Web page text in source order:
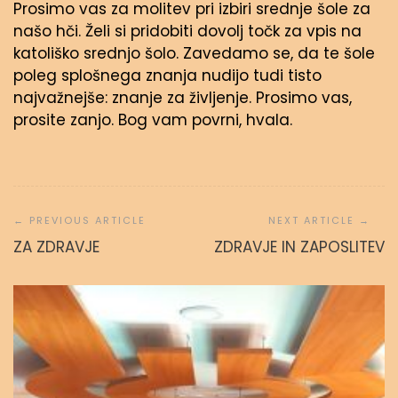
Prosimo vas za molitev pri izbiri srednje šole za
našo hči. Želi si pridobiti dovolj točk za vpis na
katoliško srednjo šolo. Zavedamo se, da te šole
poleg splošnega znanja nudijo tudi tisto
najvažnejše: znanje za življenje. Prosimo vas,
prosite zanjo. Bog vam povrni, hvala.
prispevka
ZA ZDRAVJE ZDRAVJE IN ZAPOSLITEV